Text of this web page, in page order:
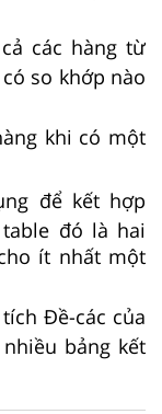
các hàng từ
so khớp nào
khi có một
để kết hợp
đó là hai
ít nhất một
Đề-các của
bảng kết